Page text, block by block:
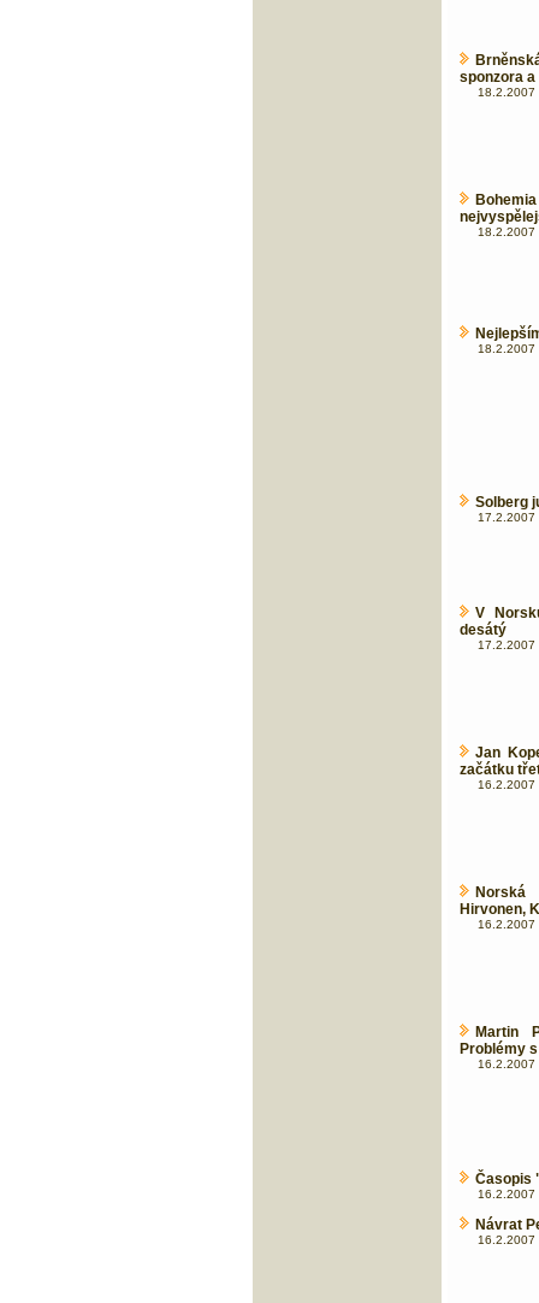
sponzora
18.2.2007
18.2.2007
18.2.2007
Solberg
17.2.2007
V
desátý
17.2.2007
Jan
začátku
16.2.2007
Hirvonen,
16.2.2007
Martin
Problémy
16.2.2007
Časopis
16.2.2007
Návrat
16.2.2007